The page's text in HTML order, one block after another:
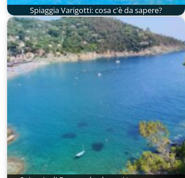
Spiaggia Varigotti: cosa c'è da sapere?